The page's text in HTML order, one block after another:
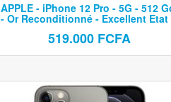
APPLE - iPhone 12 Pro - 5G - 512
- Or Reconditionné - Excellent Etat
519.000 FCFA